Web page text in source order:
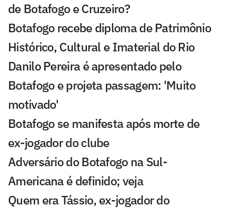
de Botafogo e Cruzeiro?
Botafogo recebe diploma de Patrimônio
Histórico, Cultural e Imaterial do Rio
Danilo Pereira é apresentado pelo
Botafogo e projeta passagem: 'Muito
motivado'
Botafogo se manifesta após morte de
ex-jogador do clube
Adversário do Botafogo na Sul-
Americana é definido; veja
Quem era Tássio, ex-jogador do